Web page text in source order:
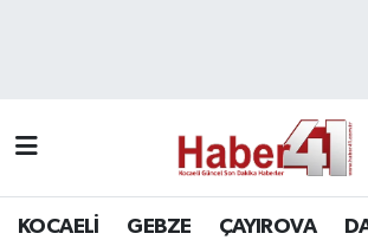
KOCAELİ GEBZE ÇAYIROVA
SPOR
ÇAYIROVA
Hava Durumu
Namaz Vakitleri